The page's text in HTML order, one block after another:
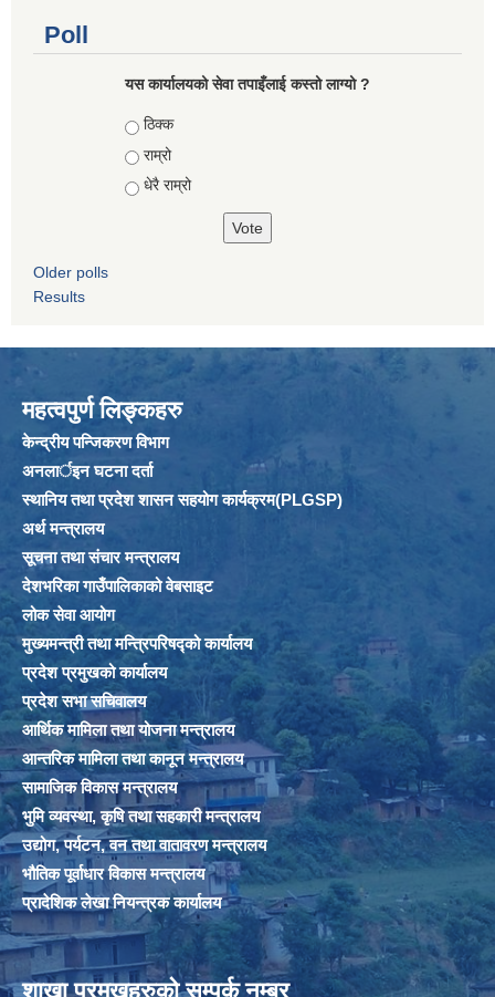
Poll
यस कार्यालयको सेवा तपाइँलाई कस्तो लाग्यो ?
Choices
ठिक्क
राम्रो
धेरै राम्रो
Older polls
Results
महत्वपुर्ण लिङ्कहरु
केन्द्रीय पन्जिकरण विभाग
अनलार्इन घटना दर्ता
स्थानिय तथा प्रदेश शासन सहयोग कार्यक्रम(PLGSP)
अर्थ मन्त्रालय
सूचना तथा संचार मन्त्रालय
देशभरिका गाउँपालिकाको वेबसाइट
लोक सेवा आयोग
मुख्यमन्त्री तथा मन्त्रिपरिषद्को कार्यालय
प्रदेश प्रमुखको कार्यालय
प्रदेश सभा सचिवालय
आर्थिक मामिला तथा योजना मन्त्रालय
आन्तरिक मामिला तथा कानून मन्त्रालय
सामाजिक विकास मन्त्रालय
भुमि व्यवस्था, कृषि तथा सहकारी मन्त्रालय
उद्योग, पर्यटन, वन तथा वातावरण मन्त्रालय
भौतिक पूर्वाधार विकास मन्त्रालय
प्रादेशिक लेखा नियन्त्रक कार्यालय
शाखा प्रमुखहरुको सम्पर्क नम्बर